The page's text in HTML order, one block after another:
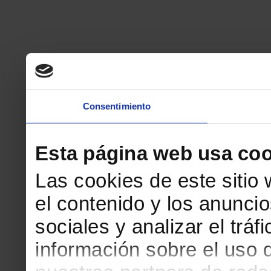
Consentimiento
Esta página web usa
Las cookies de este sitio
el contenido y los
sociales y analizar el
información sobre el uso